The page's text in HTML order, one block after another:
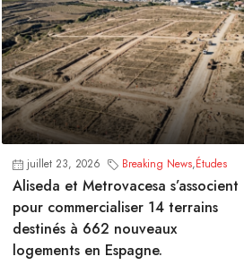
juillet 23, 2026 Breaking News,Études
Aliseda et Metrovacesa s’associent
pour commercialiser 14 terrains
destinés à 662 nouveaux
logements en Espagne.